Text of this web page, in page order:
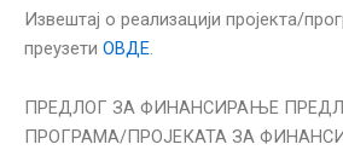
Извештај о реализацији пројекта/
преузети ОВДЕ
ПРЕДЛОГ ЗА ФИНАНСИРАЊЕ
ПРОГРАМА/ПРОЈЕКАТА ЗА